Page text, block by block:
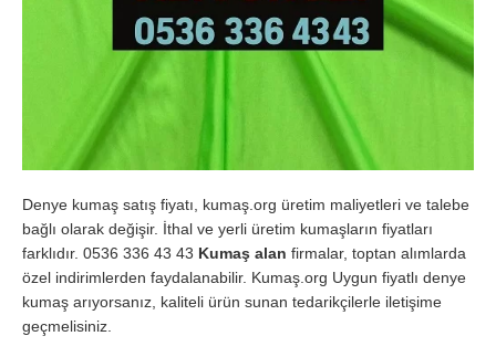
Denye kumaş satış fiyatı, kumaş.org üretim maliyetleri ve talebe
bağlı olarak değişir. İthal ve yerli üretim kumaşların fiyatları
farklıdır. 0536 336 43 43 Kumaş alan firmalar, toptan alımlarda
özel indirimlerden faydalanabilir. Kumaş.org Uygun fiyatlı denye
kumaş arıyorsanız, kaliteli ürün sunan tedarikçilerle iletişime
geçmelisiniz.